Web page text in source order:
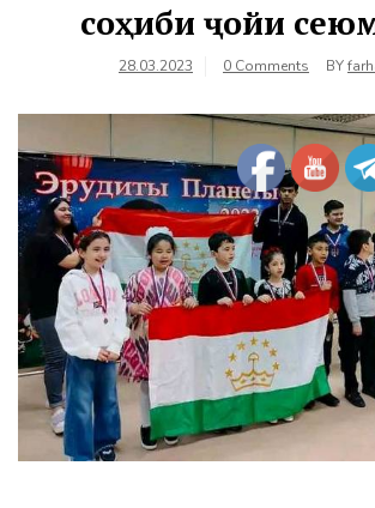
соҳиби ҷойи
28.03.2023 0 Comments BY